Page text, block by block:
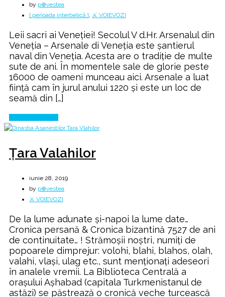
by p⊕vestea
[ perioada interbelică ], ⚔️ VOIEVOZI
Leii sacri ai Veneţiei! Secolul V d.Hr. Arsenalul din
Veneţia – Arsenale di Veneţia este șantierul
naval din Veneția. Acesta are o tradiție de multe
sute de ani. În momentele sale de glorie peste
16000 de oameni munceau aici. Arsenale a luat
ființă cam în jurul anului 1220 și este un loc de
seamă din […]
Țara Valahilor
iunie 28, 2019
by p⊕vestea
⚔️ VOIEVOZI
De la lume adunate și-napoi la lume date…
Cronica persană & Cronica bizantină 7527 de ani
de continuitate… ! Strămoşii noştri, numiţi de
popoarele dimprejur: volohi, blahi, blahos, olah,
valahi, vlaşi, ulag etc., sunt menţionaţi adeseori
în analele vremii. La Biblioteca Centrală a
oraşului Aşhabad (capitala Turkmenistanul de
astăzi) se păstrează o cronică veche turcească